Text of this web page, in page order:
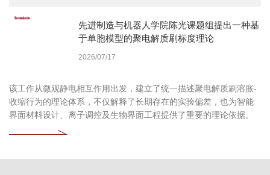
先进制造与机器人学院陈光课题组提出一种基
于单胞模型的聚电解质刷标度理论
2026/07/17
该工作从微观静电相互作用出发，建立了统一描述聚电解质刷溶胀-
收缩行为的理论体系，不仅解释了长期存在的实验偏差，也为智能
界面材料设计、离子调控及生物界面工程提供了重要的理论依据。